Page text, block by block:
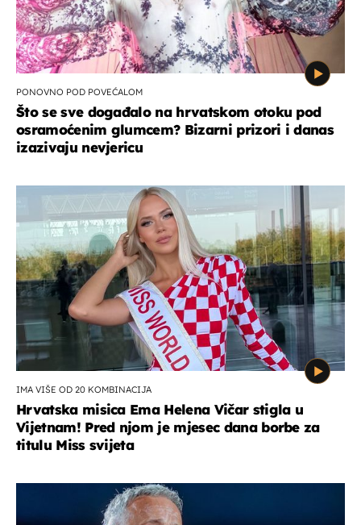
PONOVNO POD POVEĆALOM
Što se sve događalo na hrvatskom otoku pod
osramoćenim glumcem? Bizarni prizori i danas
izazivaju nevjericu
IMA VIŠE OD 20 KOMBINACIJA
Hrvatska misica Ema Helena Vičar stigla u
Vijetnam! Pred njom je mjesec dana borbe za
titulu Miss svijeta